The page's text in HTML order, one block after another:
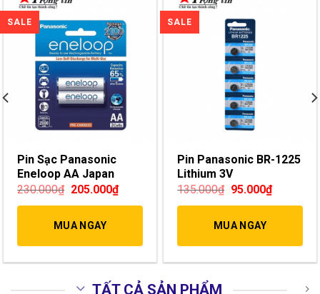
Pin Sạc Panasonic
Eneloop AA Japan
230.000₫ 205.000₫
MUA NGAY
Pin Panasonic BR-1225
Lithium 3V
135.000₫ 95.000₫
MUA NGAY
TẤT CẢ SẢN PHẨM